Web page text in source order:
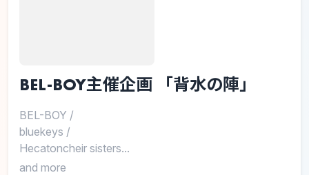
BEL-BOY主催企画 「背水の陣」
BEL-BOY /
bluekeys /
Hecatoncheir sisters...
and more